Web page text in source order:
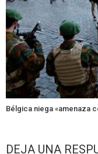
Bélgica niega «amenaza
DEJA UNA